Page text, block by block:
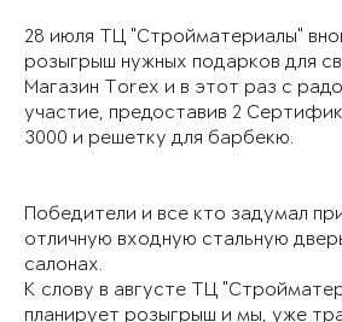
28 июля ТЦ "Стройматериалы"
розыгрыш нужных подарков для
Магазин Torex и в этот раз с
участие, предоставив 2
3000 и решетку для барбекю.
Победители и все кто задумал
отличную входную стальную
салонах.
К слову в августе ТЦ
планирует розыгрыш и мы, уже